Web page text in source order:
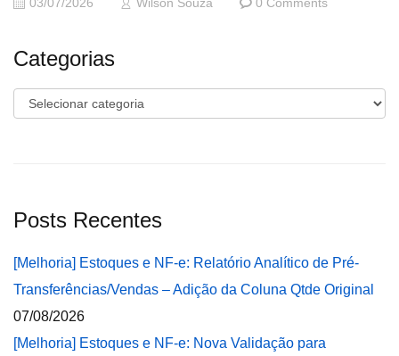
03/07/2026 Wilson Souza 0 Comments
Categorias
Categorias
Posts Recentes
[Melhoria] Estoques e NF-e: Relatório Analítico de Pré-
Transferências/Vendas – Adição da Coluna Qtde Original
07/08/2026
[Melhoria] Estoques e NF-e: Nova Validação para